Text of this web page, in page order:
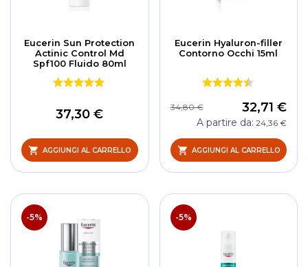
Eucerin Sun Protection
Actinic Control Md
Spf100 Fluido 80ml
37,30 €
AGGIUNGI AL CARRELLO
Eucerin Hyaluron-filler
Contorno Occhi 15ml
32,71 €
34,80 €
A partire da 24,36 €
AGGIUNGI AL CARRELLO
-5% -5%